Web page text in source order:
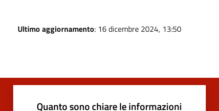
Ultimo aggiornamento: 16 dicembre 2024, 13:50
Quanto sono chiare le informazioni